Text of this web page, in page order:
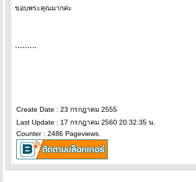
ขอบพระคุณมากค่ะ
.........
Create Date : 23 กรกฎาคม 2555
Last Update : 17 กรกฎาคม 2560 20:32:35 น.
Counter : 2486 Pageviews.